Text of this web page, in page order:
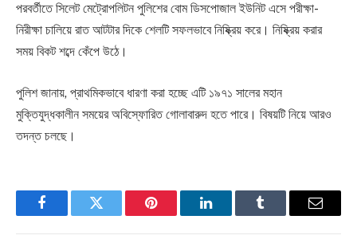
পরবর্তীতে সিলেট মেট্রোপলিটন পুলিশের বোম ডিসপোজাল ইউনিট এসে পরীক্ষা-
নিরীক্ষা চালিয়ে রাত আটটার দিকে শেলটি সফলভাবে নিষ্ক্রিয় করে। নিষ্ক্রিয় করার
সময় বিকট শব্দে কেঁপে উঠে।
পুলিশ জানায়, প্রাথমিকভাবে ধারণা করা হচ্ছে এটি ১৯৭১ সালের মহান
মুক্তিযুদ্ধকালীন সময়ের অবিস্ফোরিত গোলাবারুদ হতে পারে। বিষয়টি নিয়ে আরও
তদন্ত চলছে।
FacebookTwitter Pinterest LinkedInTumblr Email